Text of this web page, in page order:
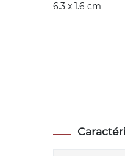
6.3 x 1.6 cm